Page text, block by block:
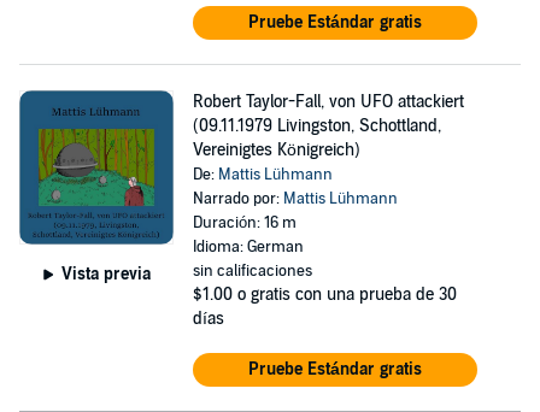
Pruebe Estándar gratis
Vista previa
Robert Taylor-Fall, von UFO attackiert
(09.11.1979 Livingston, Schottland,
Vereinigtes Königreich)
De: Mattis Lühmann
Narrado por: Mattis Lühmann
Duración: 16 m
Idioma: German
sin calificaciones
$1.00 o gratis con una prueba de 30
días
Pruebe Estándar gratis